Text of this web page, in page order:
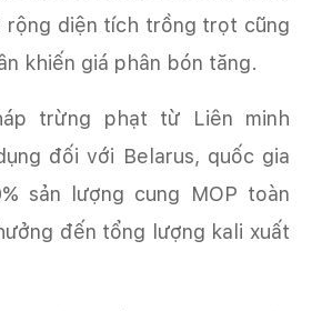
rộng diện tích trồng trọt cũng
khiến giá phân bón tăng.
trừng phạt từ Liên minh
đối với Belarus, quốc gia
sản lượng cung MOP toàn
đến tổng lượng kali xuất